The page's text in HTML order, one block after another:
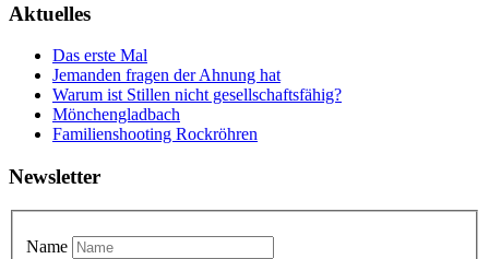
Aktuelles
Das erste Mal
Jemanden fragen der Ahnung hat
Warum ist Stillen nicht gesellschaftsfähig?
Mönchengladbach
Familienshooting Rockröhren
Newsletter
Name